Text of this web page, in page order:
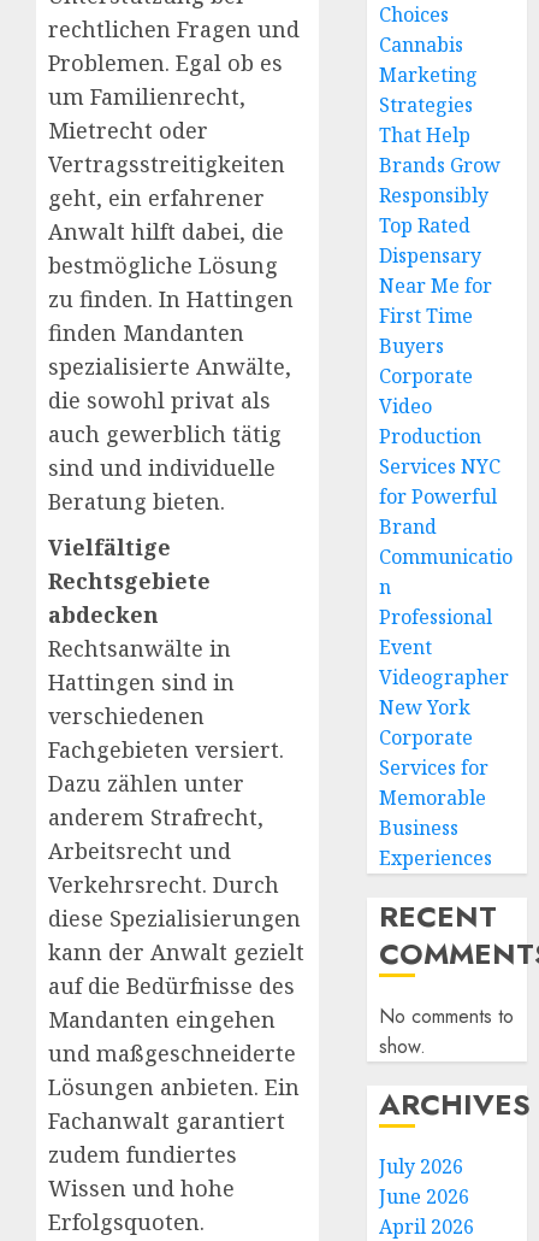
rechtlichen Fragen und
Problemen. Egal ob es
um Familienrecht,
Mietrecht oder
Vertragsstreitigkeiten
geht, ein erfahrener
Anwalt hilft dabei, die
bestmögliche Lösung
zu finden. In Hattingen
finden Mandanten
spezialisierte Anwälte,
die sowohl privat als
auch gewerblich tätig
sind und individuelle
Beratung bieten.
Vielfältige
Rechtsgebiete
abdecken
Rechtsanwälte in
Hattingen sind in
verschiedenen
Fachgebieten versiert.
Dazu zählen unter
anderem Strafrecht,
Arbeitsrecht und
Verkehrsrecht. Durch
diese Spezialisierungen
kann der Anwalt gezielt
auf die Bedürfnisse des
Mandanten eingehen
und maßgeschneiderte
Lösungen anbieten. Ein
Fachanwalt garantiert
zudem fundiertes
Wissen und hohe
Erfolgsquoten.
Choices
Cannabis
Marketing
Strategies
That Help
Brands Grow
Responsibly
Top Rated
Dispensary
Near Me for
First Time
Buyers
Corporate
Video
Production
Services NYC
for Powerful
Brand
Communicatio
n
Professional
Event
Videographer
New York
Corporate
Services for
Memorable
Business
Experiences
RECENT
No comments to
show.
ARCHIVES
July 2026
June 2026
April 2026